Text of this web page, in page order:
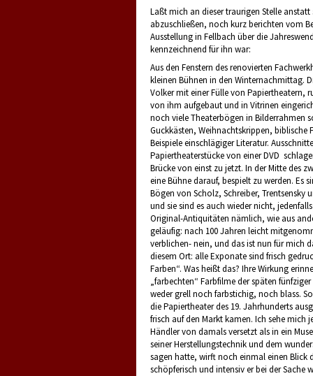
Laßt mich an dieser traurigen Stelle
abzuschließen, noch kurz berichten vom
Ausstellung in Fellbach über die
kennzeichnend für ihn war:
Aus den Fenstern des renovierten
kleinen Bühnen in den Winternachmittag.
Volker mit einer Fülle von Papiertheatern,
von ihm aufgebaut und in Vitrinen
noch viele Theaterbögen in Bilderrahmen
Guckkästen, Weihnachtskrippen, biblische
Beispiele einschlägiger Literatur.
Papiertheaterstücke von einer DVD
Brücke von einst zu jetzt. In der Mitte des
eine Bühne darauf, bespielt zu werden. Es
Bögen von Scholz, Schreiber, Trentsensky
und sie sind es auch wieder nicht,
Original-Antiquitäten nämlich, wie aus
geläufig: nach 100 Jahren leicht
verblichen- nein, und das ist nun für mich
diesem Ort: alle Exponate sind frisch
Farben“. Was heißt das? Ihre Wirkung
„farbechten“ Farbfilme der späten
weder grell noch farbstichig, noch blass.
die Papiertheater des 19. Jahrhunderts
frisch auf den Markt kamen. Ich sehe mich
Händler von damals versetzt als in ein
seiner Herstellungstechnik und dem
sagen hatte, wirft noch einmal einen Blick
schöpferisch und intensiv er bei der Sache